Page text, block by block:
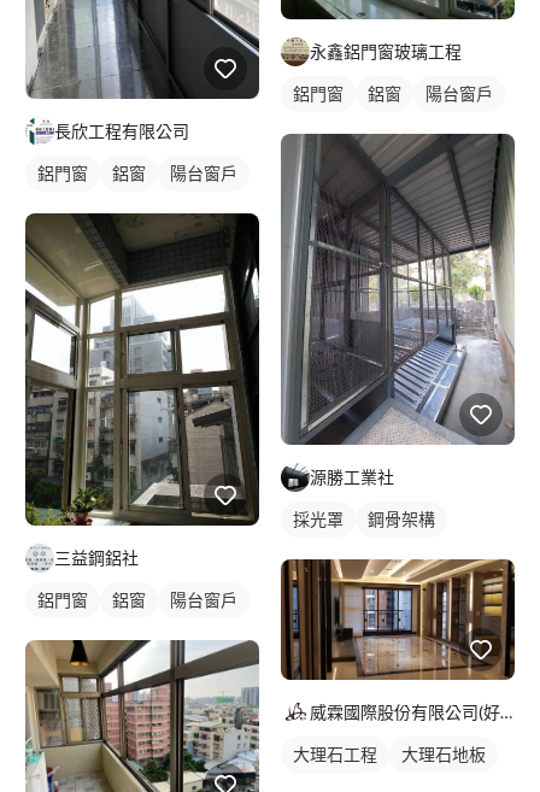
長欣工程有限公司
鋁門窗 鋁窗 陽台窗戶
三益鋼鋁社
鋁門窗 鋁窗 陽台窗戶
永鑫鋁門窗玻璃工程
鋁門窗 鋁窗 陽台窗戶
源勝工業社
採光罩 鋼骨架構
威霖國際股份有限公司(好設計)
大理石工程
大理石地板